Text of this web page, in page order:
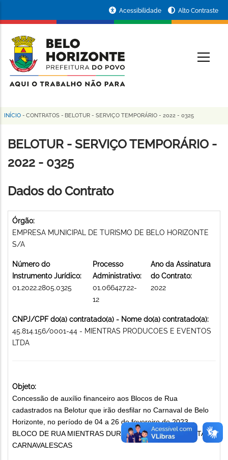
conteúdo
principal
da
Prefeitura
de
Horizonte
Acessibilidade Alto Contraste
Trilha
de
navegação
INÍCIO - CONTRATOS - BELOTUR - SERVIÇO TEMPORÁRIO - 2022 - 0325
BELOTUR - SERVIÇO TEMPORÁRIO -
2022 - 0325
Dados do Contrato
Órgão:
EMPRESA MUNICIPAL DE TURISMO DE BELO HORIZONTE
S/A
Número do
Instrumento Jurídico:
01.2022.2805.0325
Processo
Administrativo:
01.066427.22-
12
Ano da Assinatura
do Contrato:
2022
CNPJ/CPF do(a) contratado(a) - Nome do(a) contratado(a):
45.814.156/0001-44 - MIENTRAS PRODUCOES E EVENTOS
LTDA
Objeto:
Concessão de auxílio financeiro aos Blocos de Rua
cadastrados na Belotur que irão desfilar no Carnaval de Belo
Horizonte, no período de 04 a 26 de fevereiro de 2023 –
BLOCO DE RUA MIENTRAS DURA PROMOÇÃO DE FESTAS
CARNAVALESCAS